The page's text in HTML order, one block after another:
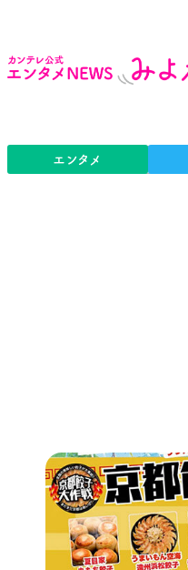
エンタメ